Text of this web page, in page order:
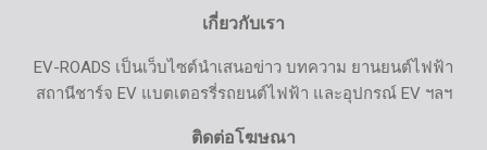
เกี่ยวกับเรา
EV-ROADS เป็นเว็บไซต์นำเสนอข่าว บทความ ยานยนต์ไฟฟ้า
สถานีชาร์จ EV แบตเตอรรี่รถยนต์ไฟฟ้า และอุปกรณ์ EV ฯลฯ
ติดต่อโฆษณา